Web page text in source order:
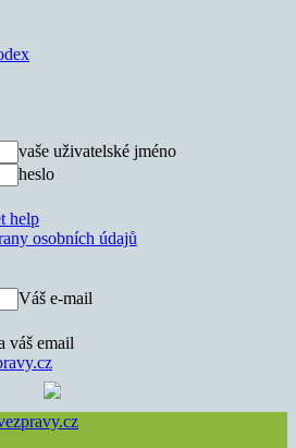
vaše uživatelské jméno
heslo
help
osobních údajů
Váš e-mail
váš email